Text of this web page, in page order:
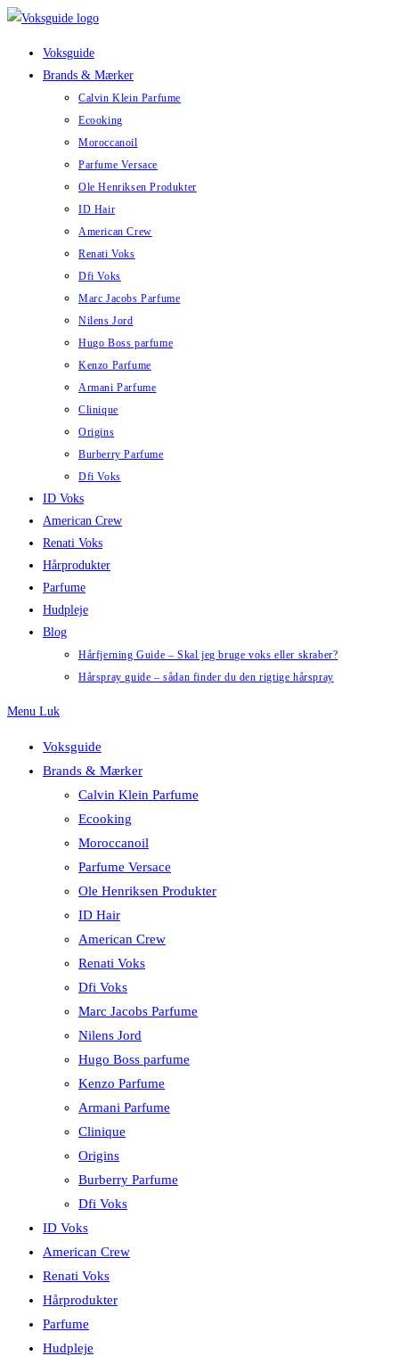
Skip
Voksguide
Brands & Mærker
Calvin Klein Parfume
Ecooking
Moroccanoil
Parfume Versace
Ole Henriksen Produkter
ID Hair
American Crew
Renati Voks
Dfi Voks
Marc Jacobs Parfume
Nilens Jord
Hugo Boss parfume
Kenzo Parfume
Armani Parfume
Clinique
Origins
Burberry Parfume
Dfi Voks
ID Voks
American Crew
Renati Voks
Hårprodukter
Parfume
Hudpleje
Blog
Hårfjerning Guide – Skal jeg bruge voks eller skraber?
Hårspray guide – sådan finder du den rigtige hårspray
Menu Luk
Voksguide
Brands & Mærker
Calvin Klein Parfume
Ecooking
Moroccanoil
Parfume Versace
Ole Henriksen Produkter
ID Hair
American Crew
Renati Voks
Dfi Voks
Marc Jacobs Parfume
Nilens Jord
Hugo Boss parfume
Kenzo Parfume
Armani Parfume
Clinique
Origins
Burberry Parfume
Dfi Voks
ID Voks
American Crew
Renati Voks
Hårprodukter
Parfume
Hudpleje